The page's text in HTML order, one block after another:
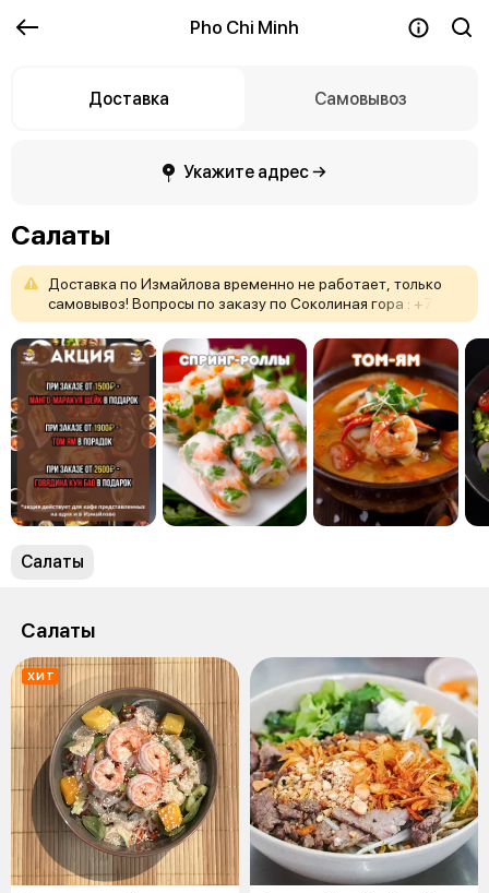
Pho Chi Minh
Доставка Самовывоз
Укажите адрес →
Салаты
Доставка по Измайлова временно не работает, только
самовывоз! Вопросы по заказупо Соколиная гора : +7
999004-18-92,ВДНХ:89175006696.ИЗМАЙЛОВО:
89175006696
Заказыпотелефону непринимаем!
Салаты
Салаты
ХИТ